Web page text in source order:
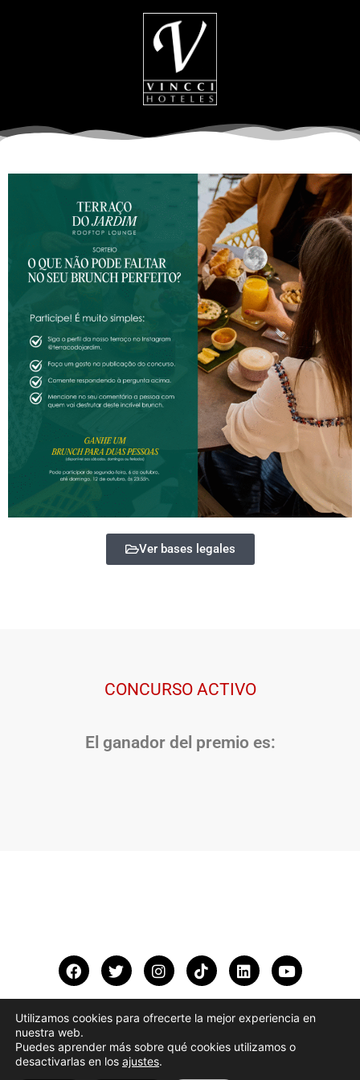
Ver bases legales
CONCURSO ACTIVO
El ganador del premio es:
Vincci Hoteles © 2025. Todos los derechos reservados.
Avisos legales·Política de privacidad
Utilizamos cookies para ofrecerte la mejor experiencia en
nuestra web.
Puedes aprender más sobre qué cookies utilizamos o
desactivarlas en los ajustes.